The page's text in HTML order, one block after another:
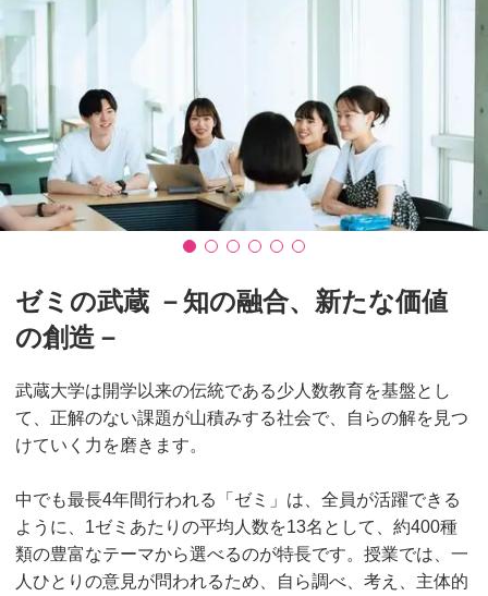
ゼミの武蔵 －知の融合、新たな価値
の創造－
武蔵大学は開学以来の伝統である少人数教育を基盤とし
て、正解のない課題が山積みする社会で、自らの解を見つ
けていく力を磨きます。
中でも最長4年間行われる「ゼミ」は、全員が活躍できる
ように、1ゼミあたりの平均人数を13名として、約400種
類の豊富なテーマから選べるのが特長です。授業では、一
人ひとりの意見が問われるため、自ら調べ、考え、主体的